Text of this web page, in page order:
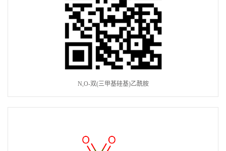
N,O-双(三甲基硅基)乙酰胺